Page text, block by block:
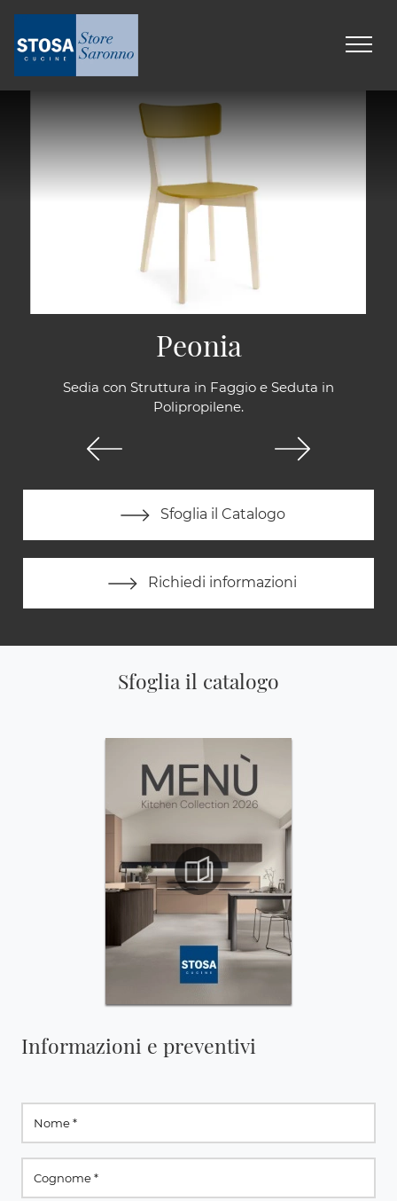
Sedia con Struttura in Faggio e Seduta in
Polipropilene.
Sfoglia il Catalogo
Richiedi informazioni
Peonia
Sfoglia il catalogo
Informazioni e preventivi